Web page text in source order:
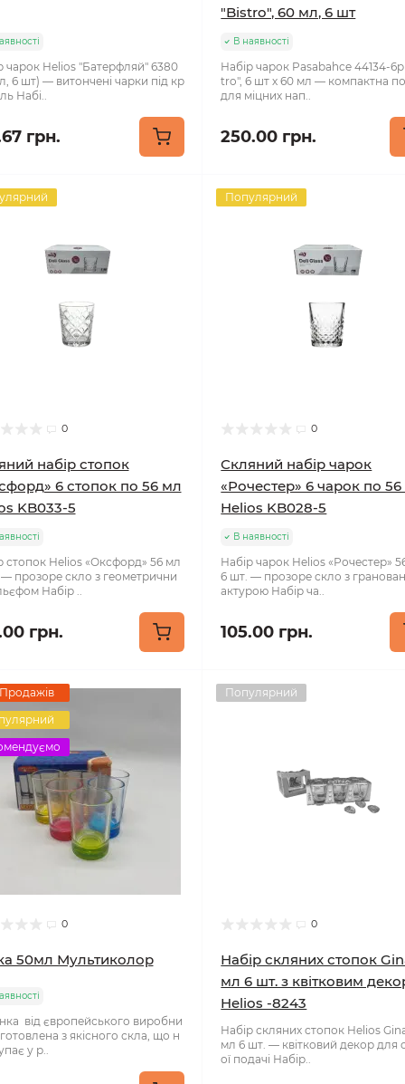
чарок Helios "Батерфляй" 6380
6 шт) — витончені чарки під кр
Набі..
грн.
"Bistro", 60 мл, 6 шт
В наявності
Набір чарок Pasabahce 44134-
tro", 6 шт х 60 мл — компактна
для міцних нап..
250.00 грн.
0
набір стопок
6 стопок по 56 мл
KB033-5
стопок Helios «Оксфорд» 56 мл
прозоре скло з геометрични
Набір ..
грн.
Популярний
0
Скляний набір чарок
«Рочестер» 6 чарок по
Helios KB028-5
В наявності
Набір чарок Helios «Рочестер»
6 шт. — прозоре скло з
актурою Набір ча..
105.00 грн.
Продажів
0
50мл Мультиколор
від європейського виробни
з якісного скла, що н
у р..
Популярний
0
Набір скляних стопок
мл 6 шт. з квітковим
Helios -8243
Набір скляних стопок Helios
мл 6 шт. — квітковий декор для
ої подачі Набір..